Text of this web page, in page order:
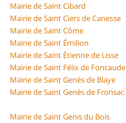
Mairie de Saint Cibard
Mairie de Saint Ciers de Canesse
Mairie de Saint Côme
Mairie de Saint Émilion
Mairie de Saint Étienne de Lisse
Mairie de Saint Félix de Foncaude
Mairie de Saint Genès de Blaye
Mairie de Saint Genès de Fronsac
Mairie de Saint Genis du Bois